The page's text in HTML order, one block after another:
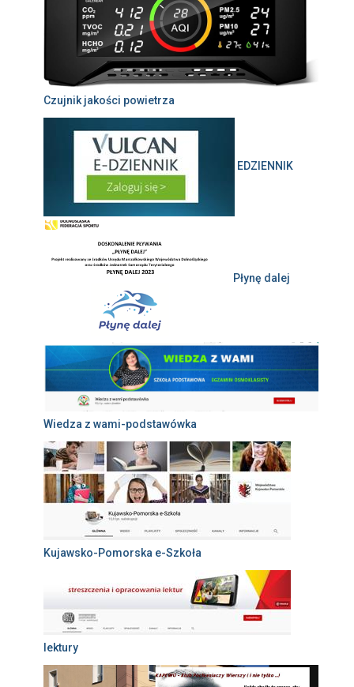
Czujnik jakości powietrza
EDZIENNIK
Płynę dalej
Wiedza z wami-podstawówka
Kujawsko-Pomorska e-Szkoła
lektury